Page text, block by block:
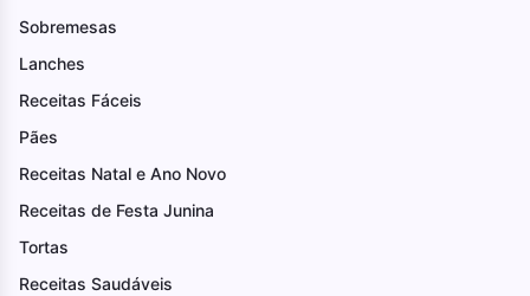
Sobremesas
Lanches
Receitas Fáceis
Pães
Receitas Natal e Ano Novo
Receitas de Festa Junina
Tortas
Receitas Saudáveis